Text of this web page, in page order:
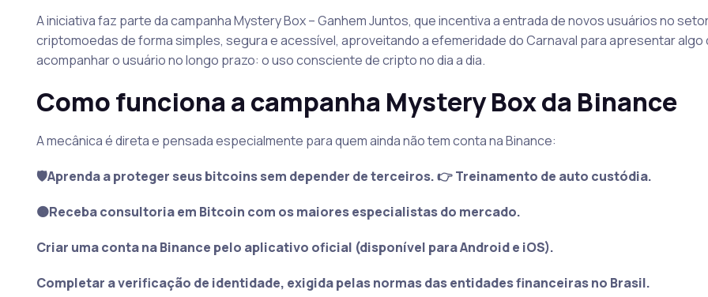
A iniciativa faz parte da campanha Mystery Box – Ganhem Juntos, que incentiva a entrada de novos usuários no
criptomoedas de forma simples, segura e acessível, aproveitando a efemeridade do Carnaval para apresentar algo
acompanhar o usuário no longo prazo: o uso consciente de cripto no dia a dia.
Como funciona a campanha Mystery Box da Binance
A mecânica é direta e pensada especialmente para quem ainda não tem conta na Binance:
🛡️Aprenda a proteger seus bitcoins sem depender de terceiros. 👉 Treinamento de auto custódia.
🟠Receba consultoria em Bitcoin com os maiores especialistas do mercado.
Criar uma conta na Binance pelo aplicativo oficial (disponível para Android e iOS).
Completar a verificação de identidade, exigida pelas normas das entidades financeiras no Brasil.